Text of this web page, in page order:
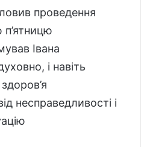
проведення
п’ятницю
Івана
і навіть
несправедливості і